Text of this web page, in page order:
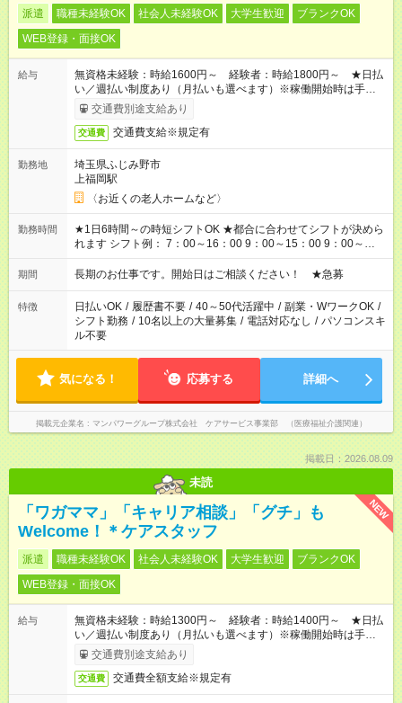
派遣 職種未経験OK 社会人未経験OK 大学生歓迎
ブランクOK
WEB登録・面接OK
給与
無資格未経験：時給1600円～ 経験者：時給1800円～ ★日払
い／週払い制度あり（月払いも選べます）※稼働開始時は手続き
完了次第のお支払いとなります。
交通費別途支給あり
交通費 交通費支給※規定有
勤務地
埼玉県ふじみ野市
上福岡駅
〈お近くの老人ホームなど〉
勤務時間
★1日6時間～の時短シフトOK ★都合に合わせてシフトが決めら
れます シフト例： 7：00～16：00 9：00～15：00 9：00～
18：00 11：00～20：00 など ※Wワークの場合、他のお仕事と
合わせ週40時間超の就業はご案内できません ※法令に基づき、
派遣法（日雇い派遣の原則禁止）により、短時間・短期間の就
業はご案内が難しい場合があります
期間 長期のお仕事です。開始日はご相談ください！ ★急募
特徴 日払いOK / 履歴書不要 / 40～50代活躍中 / 副業・WワークOK /
シフト勤務 / 10名以上の大量募集 / 電話対応なし / パソコンスキ
ル不要
気になる！ 応募する 詳細へ
掲載元企業名 マンパワーグループ株式会社 ケアサービス事業部 （医療福祉介護関連）
掲載日：2026.08.09
未読
NEW
「ワガママ」「キャリア相談」「グチ」も
Welcome！＊ケアスタッフ
派遣 職種未経験OK 社会人未経験OK 大学生歓迎
ブランクOK
WEB登録・面接OK
給与
無資格未経験：時給1300円～ 経験者：時給1400円～ ★日払
い／週払い制度あり（月払いも選べます）※稼働開始時は手続き
完了次第のお支払いとなります。
交通費別途支給あり
交通費 交通費全額支給※規定有